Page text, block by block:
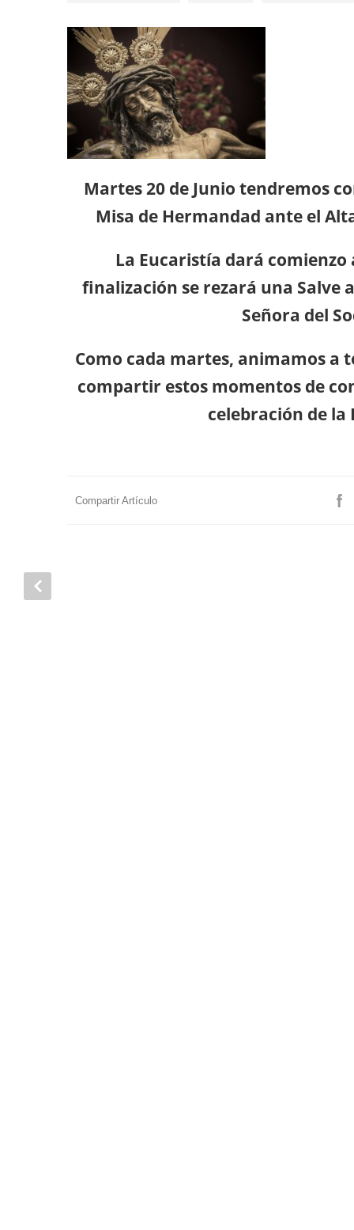
Martes 20 de Junio tendremos
Misa de Hermandad ante el
La Eucaristía dará comienzo
finalización se rezará una Salve
Señora del
Como cada martes, animamos a
compartir estos momentos de
celebración de la
Compartir Artículo